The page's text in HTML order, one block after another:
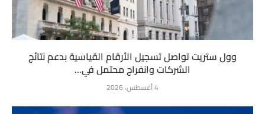
وول ستريت تواصل تسجيل الأرقام القياسية بدعم نتائج
الشركات وانفراج محتمل في...
4 أغسطس، 2026